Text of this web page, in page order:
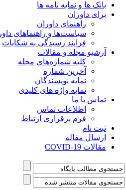
بانک ها و نمایه نامه ها
برای داوران
راهنمای داوران
سیاست‌ها و راهنماهای داوری
فرایند رسیدگی به شکایات
آرشیو مجله و مقالات
کلیه شماره‌های مجله
آخرین شماره
نمایه نویسندگان
نمایه واژه های کلیدی
تماس با ما
اطلاعات تماس
فرم برقراری ارتباط
ثبت نام
ارسال مقاله
مقالات COVID-19